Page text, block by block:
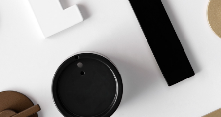
Мебельные ручки и аксессуары
Ручки для подъемно-сдвижных дверей
Ручки для подъемно-сдвижных дверей
СИСТЕМЫ
КОМПАНИЯ
УСЛУГИ
ВСЕ ПРОЕКТЫ